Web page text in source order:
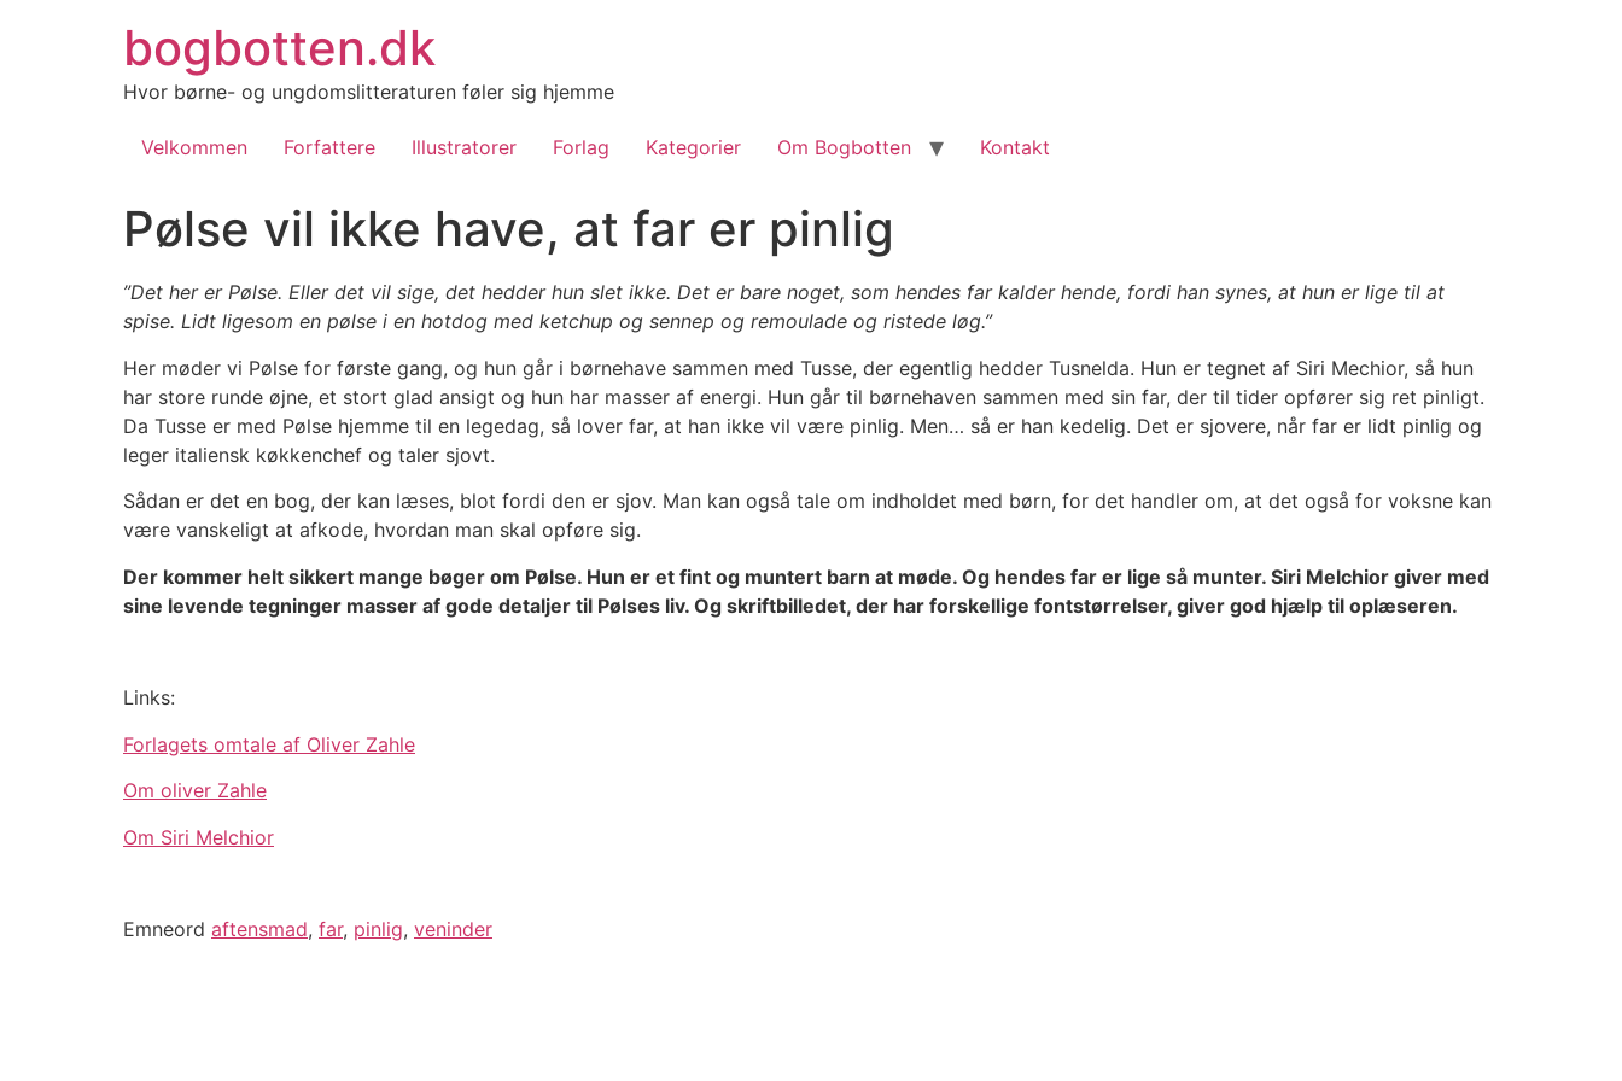
bogbotten.dk
Hvor børne- og ungdomslitteraturen føler sig hjemme
Velkommen Forfattere Illustratorer Forlag Kategorier Om Bogbotten Kontakt
Pølse vil ikke have, at far er pinlig
”Det her er Pølse. Eller det vil sige, det hedder hun slet ikke. Det er bare noget, som hendes far kalder hende, fordi han synes, at hun er lige til at
spise. Lidt ligesom en pølse i en hotdog med ketchup og sennep og remoulade og ristede løg.”
Her møder vi Pølse for første gang, og hun går i børnehave sammen med Tusse, der egentlig hedder Tusnelda. Hun er tegnet af Siri Mechior, så hun
har store runde øjne, et stort glad ansigt og hun har masser af energi. Hun går til børnehaven sammen med sin far, der til tider opfører sig ret pinligt.
Da Tusse er med Pølse hjemme til en legedag, så lover far, at han ikke vil være pinlig. Men… så er han kedelig. Det er sjovere, når far er lidt pinlig og
leger italiensk køkkenchef og taler sjovt.
Sådan er det en bog, der kan læses, blot fordi den er sjov. Man kan også tale om indholdet med børn, for det handler om, at det også for voksne kan
være vanskeligt at afkode, hvordan man skal opføre sig.
Der kommer helt sikkert mange bøger om Pølse. Hun er et fint og muntert barn at møde. Og hendes far er lige så munter. Siri Melchior giver med
sine levende tegninger masser af gode detaljer til Pølses liv. Og skriftbilledet, der har forskellige fontstørrelser, giver god hjælp til oplæseren.
Links:
Forlagets omtale af Oliver Zahle
Om oliver Zahle
Om Siri Melchior
Emneord aftensmad, far, pinlig, veninder